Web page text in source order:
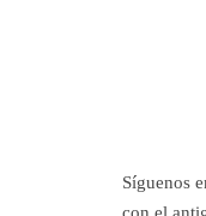
Síguenos